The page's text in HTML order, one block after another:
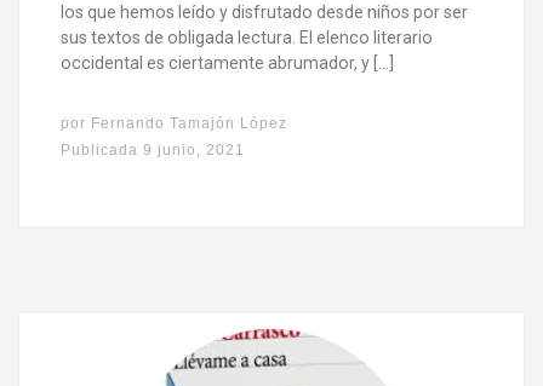
los que hemos leído y disfrutado desde niños por ser
sus textos de obligada lectura. El elenco literario
occidental es ciertamente abrumador, y […]
por Fernando Tamajón López
Publicada9 junio, 2021